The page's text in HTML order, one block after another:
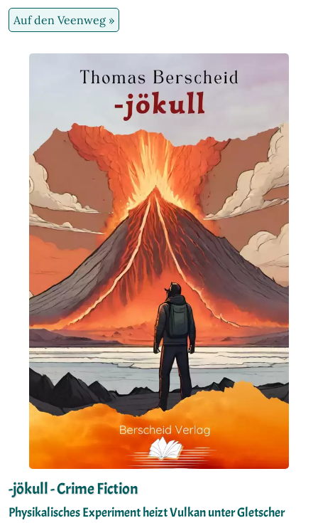
Auf den Veenweg »
-jökull - Crime Fiction
Physikalisches Experiment heizt Vulkan unter Gletscher